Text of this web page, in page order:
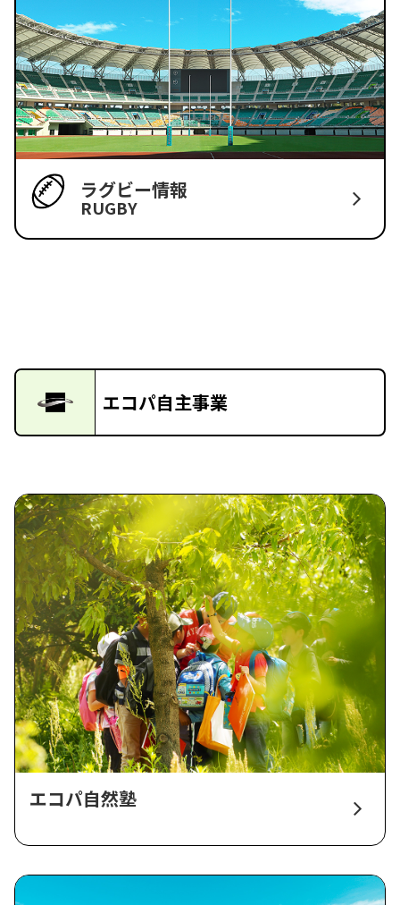
ラグビー情報
RUGBY
エコパ自主事業
エコパ自然塾